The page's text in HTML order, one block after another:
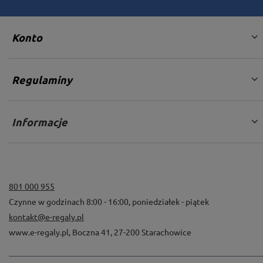
Dodatkowe otwory montażowe rozmieszczone są po
dwóch płaszczyznach kątownika równo na całej
długości nogi. Otwory umieszczone w tylnej części
Konto
Regulaminy
Informacje
801 000 955
Czynne w godzinach 8:00 - 16:00, poniedziałek - piątek
kontakt@e-regaly.pl
www.e-regaly.pl, Boczna 41 , 27-200 Starachowice